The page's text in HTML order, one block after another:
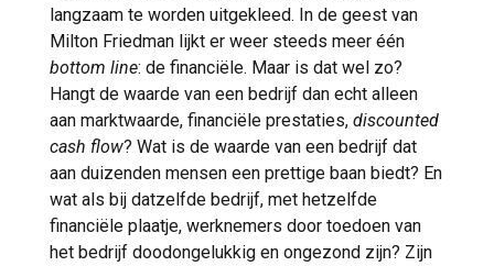
langzaam te worden uitgekleed. In de geest van
Milton Friedman lijkt er weer steeds meer één
bottom line: de financiële. Maar is dat wel zo?
Hangt de waarde van een bedrijf dan echt alleen
aan marktwaarde, financiële prestaties, discounted
cash flow? Wat is de waarde van een bedrijf dat
aan duizenden mensen een prettige baan biedt? En
wat als bij datzelfde bedrijf, met hetzelfde
financiële plaatje, werknemers door toedoen van
het bedrijf doodongelukkig en ongezond zijn? Zijn